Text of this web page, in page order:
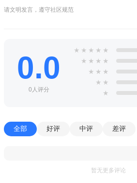
请文明发言，遵守社区规范
0.0
0人评分
★ ★ ★ ★ ★
★ ★ ★ ★
★ ★ ★
★ ★
★
全部 好评 中评 差评
暂无更多评论